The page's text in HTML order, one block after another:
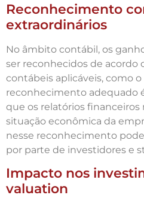
Reconhecimento
extraordinários
No âmbito contábil, os
ser reconhecidos de acordo
contábeis aplicáveis, como o
reconhecimento adequado
que os relatórios
situação econômica da
nesse reconhecimento
por parte de investidores e
Impacto nos
valuation